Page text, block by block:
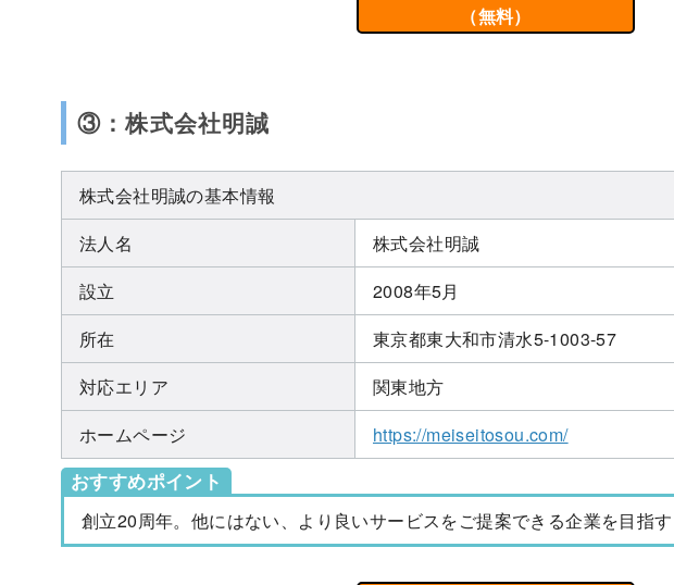
（無料）
③：株式会社明誠
株式会社明誠の基本情報
法人名
株式会社明誠
設立
2008年5月
所在
東京都東大和市清水5-1003-57
対応エリア
関東地方
ホームページ
https://meiseitosou.com/
おすすめポイント
創立20周年。他にはない、より良いサービスをご提案できる企業を目指す